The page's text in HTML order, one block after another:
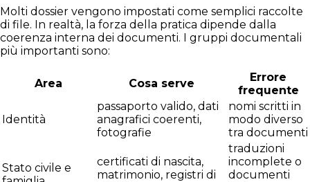
Molti dossier vengono impostati come semplici raccolte
di file. In realtà, la forza della pratica dipende dalla
coerenza interna dei documenti. I gruppi documentali
più importanti sono:
Area Cosa serve
Errore
frequente
Identità
passaporto valido, dati
anagrafici coerenti,
fotografie
nomi scritti in
modo diverso
tra documenti
Stato civile e
certificati di nascita,
matrimonio, registri di
traduzioni
incomplete o
documenti